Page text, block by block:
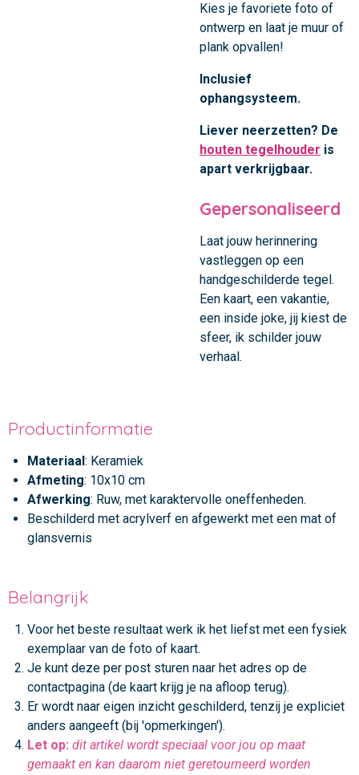
Kies je favoriete foto of
ontwerp en laat je muur of
plank opvallen!
Inclusief
ophangsysteem.
Liever neerzetten? De
houten tegelhouder is
apart verkrijgbaar.
Gepersonaliseerd
Laat jouw herinnering
vastleggen op een
handgeschilderde tegel.
Een kaart, een vakantie,
een inside joke, jij kiest de
sfeer, ik schilder jouw
verhaal.
Productinformatie
Materiaal: Keramiek
Afmeting: 10x10 cm
Afwerking: Ruw, met karaktervolle oneffenheden.
Beschilderd met acrylverf en afgewerkt met een mat of
glansvernis
Belangrijk
Voor het beste resultaat werk ik het liefst met een fysiek
exemplaar van de foto of kaart.
Je kunt deze per post sturen naar het adres op de
contactpagina (de kaart krijg je na afloop terug).
Er wordt naar eigen inzicht geschilderd, tenzij je expliciet
anders aangeeft (bij 'opmerkingen').
Let op: dit artikel wordt speciaal voor jou op maat
gemaakt en kan daarom niet geretourneerd worden